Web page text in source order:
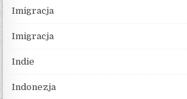
Imigracja
Imigracja
Indie
Indonezja